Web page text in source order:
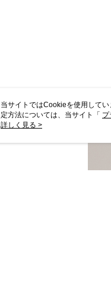
当サイトではCookieを使用して
定方法については、当サイト「 プ
き使用される場合、当社がサイ
詳しく見る >